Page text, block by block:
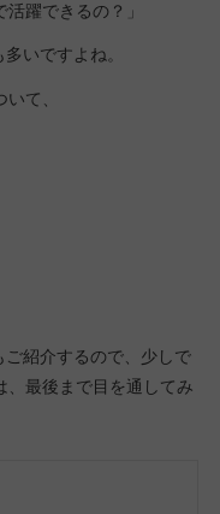
躍できるの？」
いですよね。
て、
紹介するので、少しで
、最後まで目を通してみ